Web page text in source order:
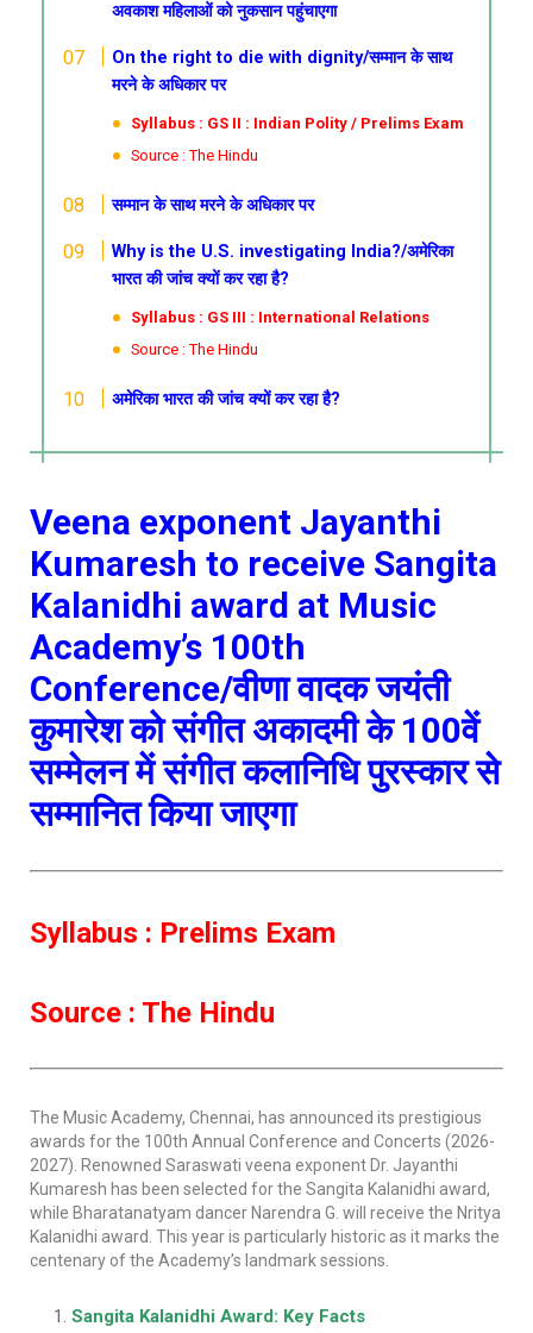
अवकाश महिलाओं को नुकसान पहुंचाएगा
On the right to die with dignity/सम्मान के साथ
मरने के अधिकार पर
Syllabus : GS II : Indian Polity / Prelims Exam
Source : The Hindu
सम्मान के साथ मरने के अधिकार पर
Why is the U.S. investigating India?/अमेरिका
भारत की जांच क्यों कर रहा है?
Syllabus : GS III : International Relations
Source : The Hindu
अमेरिका भारत की जांच क्यों कर रहा है?
Veena exponent Jayanthi
Kumaresh to receive Sangita
Kalanidhi award at Music
Academy’s 100th
Conference/वीणा वादक जयंती
कुमारेश को संगीत अकादमी के 100वें
सम्मेलन में संगीत कलानिधि पुरस्कार से
सम्मानित किया जाएगा
Syllabus : Prelims Exam
Source : The Hindu
The Music Academy, Chennai, has announced its prestigious
awards for the 100th Annual Conference and Concerts (2026-
2027). Renowned Saraswati veena exponent Dr. Jayanthi
Kumaresh has been selected for the Sangita Kalanidhi award,
while Bharatanatyam dancer Narendra G. will receive the Nritya
Kalanidhi award. This year is particularly historic as it marks the
centenary of the Academy’s landmark sessions.
Sangita Kalanidhi Award: Key Facts